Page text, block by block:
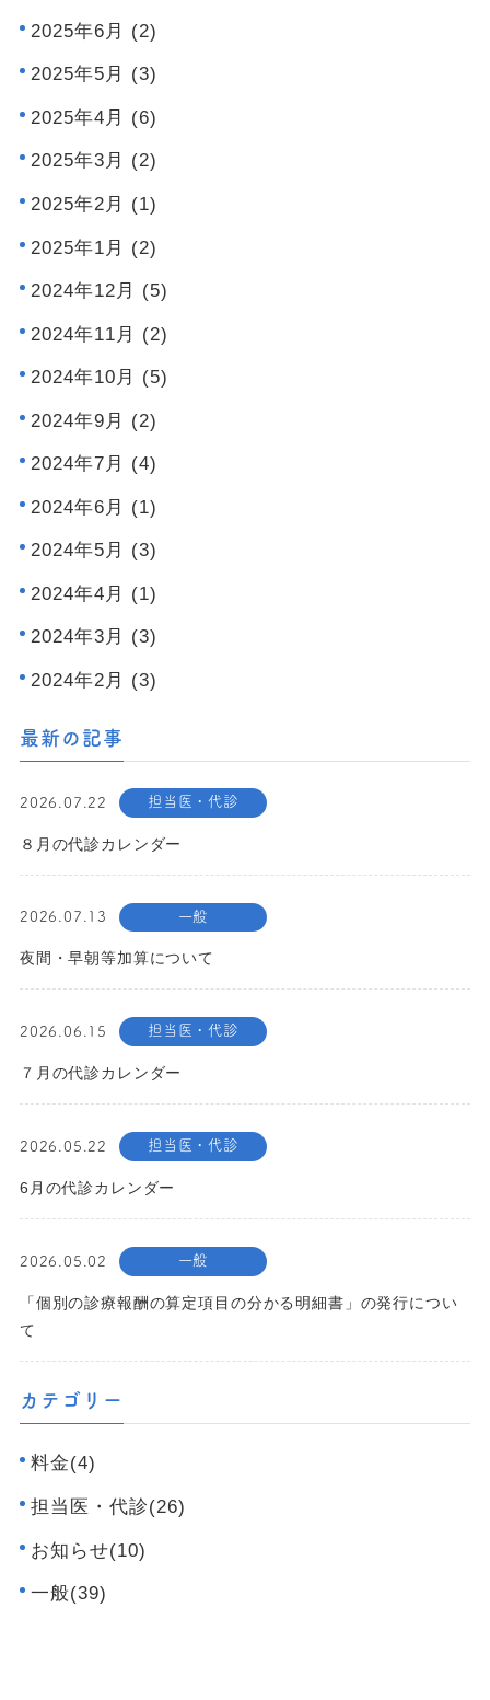
2025年6月 (2)
2025年5月 (3)
2025年4月 (6)
2025年3月 (2)
2025年2月 (1)
2025年1月 (2)
2024年12月 (5)
2024年11月 (2)
2024年10月 (5)
2024年9月 (2)
2024年7月 (4)
2024年6月 (1)
2024年5月 (3)
2024年4月 (1)
2024年3月 (3)
2024年2月 (3)
最新の記事
2026.07.22 担当医・代診
８月の代診カレンダー
2026.07.13 一般
夜間・早朝等加算について
2026.06.15 担当医・代診
７月の代診カレンダー
2026.05.22 担当医・代診
6月の代診カレンダー
2026.05.02 一般
「個別の診療報酬の算定項目の分かる明細書」の発行につい
て
カテゴリー
料金(4)
担当医・代診(26)
お知らせ(10)
一般(39)